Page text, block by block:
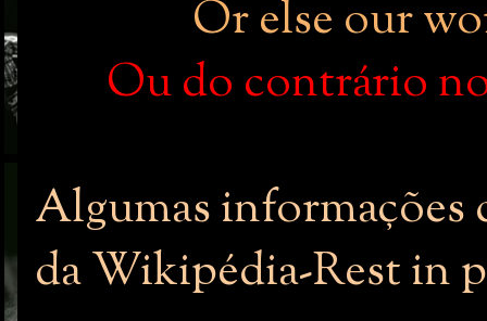
Or else our
Ou do contrário
Algumas
da Wikipédia-Rest in